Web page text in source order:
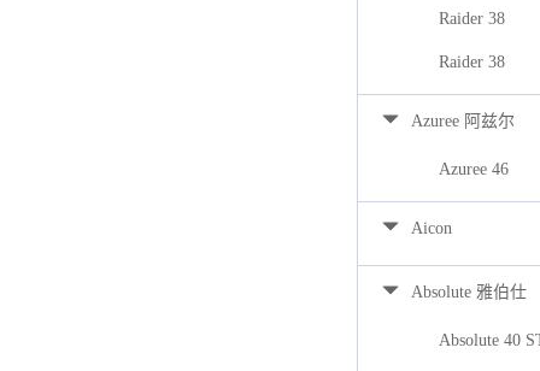
Raider 38
Raider 38
Azuree 阿兹尔
Azuree 46
Aicon
Absolute 雅伯仕
Absolute 40